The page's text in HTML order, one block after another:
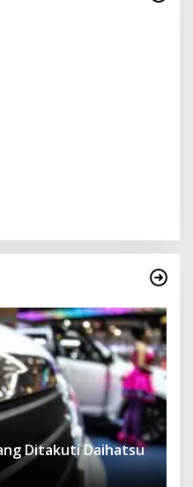
Ditakuti Daihatsu